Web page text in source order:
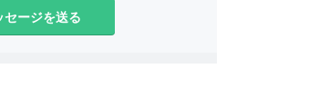
セージを送る